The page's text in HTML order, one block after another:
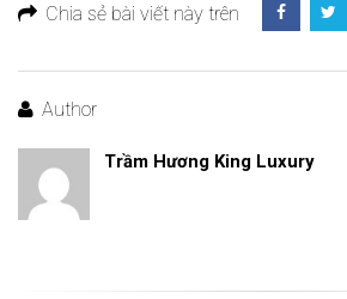
Chia sẻ bài viết này trên
Author
Trầm Hương King Luxury